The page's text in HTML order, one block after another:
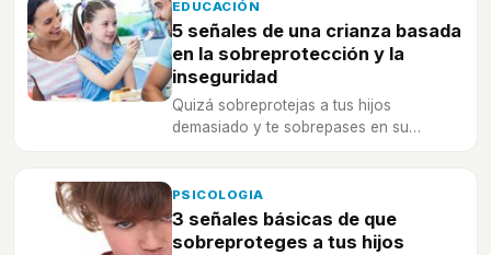
EDUCACIÓN
5 señales de una crianza basada
en la sobreprotección y la
inseguridad
Quizá sobreprotejas a tus hijos
demasiado y te sobrepases en su
PSICOLOGIA
3 señales básicas de que
sobreproteges a tus hijos